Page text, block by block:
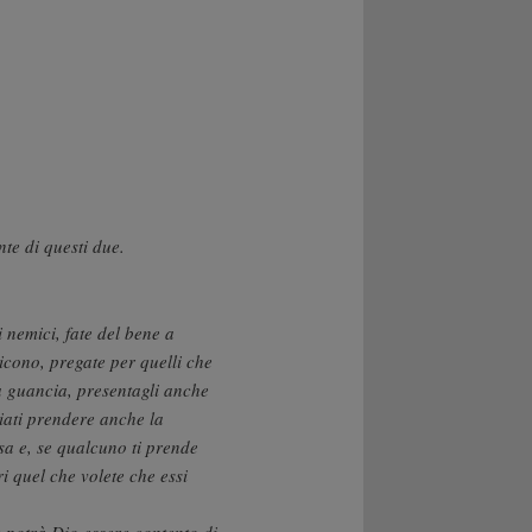
di questi due.
fate del bene a
pregate per quelli che
presentagli anche
prendere anche la
e, se qualcuno ti prende
quel che volete che essi